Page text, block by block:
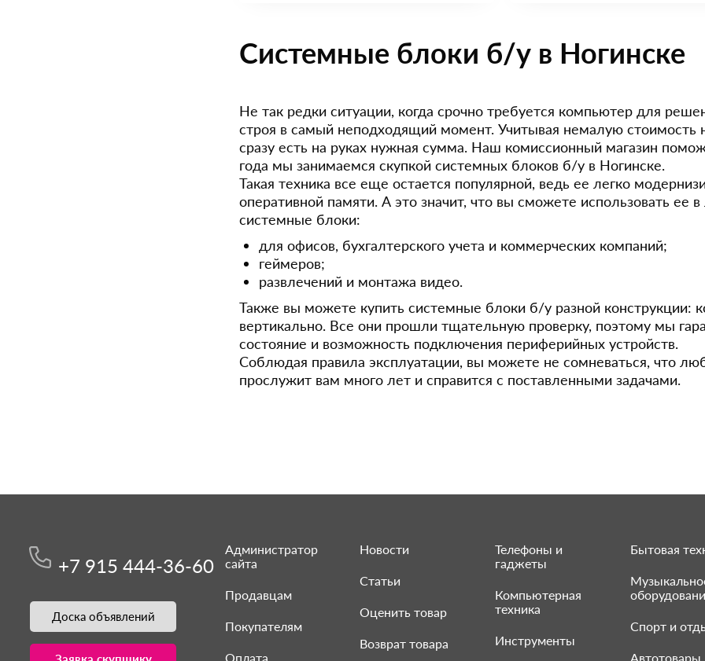
Системные блоки б/у в Ногинске
Не так редки ситуации, когда срочно требуется компьютер для
строя в самый неподходящий момент. Учитывая немалую стоимость
сразу есть на руках нужная сумма. Наш комиссионный магазин
года мы занимаемся скупкой системных блоков б/у в Ногинске.
Такая техника все еще остается популярной, ведь ее легко
оперативной памяти. А это значит, что вы сможете использовать
системные блоки:
для офисов, бухгалтерского учета и коммерческих компаний;
геймеров;
развлечений и монтажа видео.
Также вы можете купить системные блоки б/у разной конструкции:
вертикально. Все они прошли тщательную проверку, поэтому мы
состояние и возможность подключения периферийных устройств.
Соблюдая правила эксплуатации, вы можете не сомневаться, что
прослужит вам много лет и справится с поставленными задачами.
+7 915 444-36-60
Доска объявлений
Администратор
сайта
Продавцам
Покупателям
Оплата
Новости
Статьи
Оценить товар
Возврат товара
Телефоны и
гаджеты
Компьютерная
техника
Инструменты
Бытовая
Спорт и
Автотовары